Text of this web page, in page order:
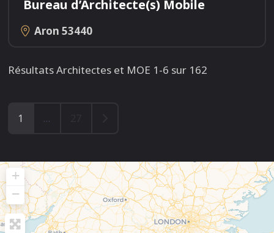
Bureau d’Architecte(s) Mobile
Aron 53440
Résultats Architectes et MOE 1-6 sur 162
1 …
+
−